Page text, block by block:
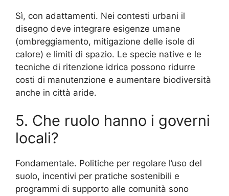
Sì, con adattamenti. Nei contesti urbani il
disegno deve integrare esigenze umane
(ombreggiamento, mitigazione delle isole di
calore) e limiti di spazio. Le specie native e le
tecniche di ritenzione idrica possono ridurre
costi di manutenzione e aumentare biodiversità
anche in città aride.
5. Che ruolo hanno i governi
locali?
Fondamentale. Politiche per regolare l’uso del
suolo, incentivi per pratiche sostenibili e
programmi di supporto alle comunità sono